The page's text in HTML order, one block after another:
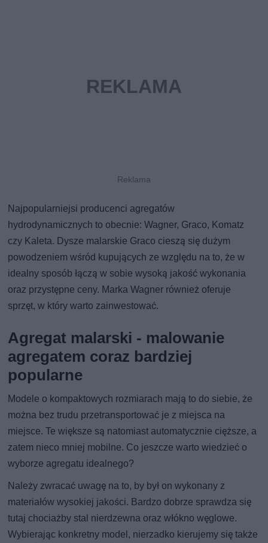
Najpopularniejsi producenci agregatów
hydrodynamicznych to obecnie: Wagner, Graco, Komatz
czy Kaleta. Dysze malarskie Graco cieszą się dużym
powodzeniem wśród kupujących ze względu na to, że w
idealny sposób łączą w sobie wysoką jakość wykonania
oraz przystępne ceny. Marka Wagner również oferuje
sprzęt, w który warto zainwestować.
Agregat malarski - malowanie
agregatem coraz bardziej
popularne
Modele o kompaktowych rozmiarach mają to do siebie, że
można bez trudu przetransportować je z miejsca na
miejsce. Te większe są natomiast automatycznie cięższe, a
zatem nieco mniej mobilne. Co jeszcze warto wiedzieć o
wyborze agregatu idealnego?
Należy zwracać uwagę na to, by był on wykonany z
materiałów wysokiej jakości. Bardzo dobrze sprawdza się
tutaj chociażby stal nierdzewna oraz włókno węglowe.
Wybierając konkretny model, nierzadko kierujemy się także